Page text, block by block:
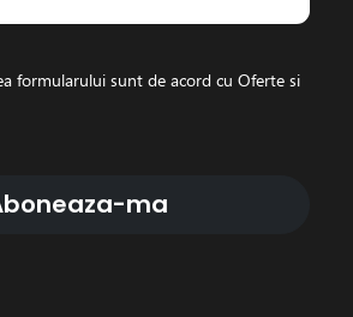
formularului sunt de acord cu Oferte si
ma